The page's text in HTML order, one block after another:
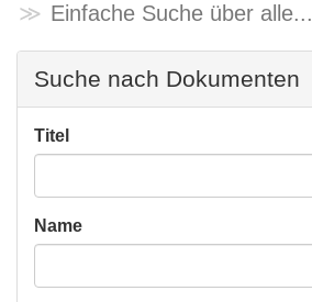
Einfache Suche über alle...
Suche nach Dokumenten
Titel
Name